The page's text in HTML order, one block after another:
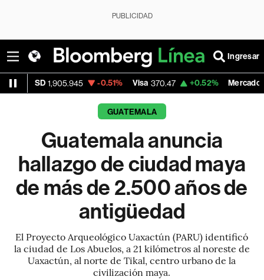
PUBLICIDAD
Ingresar
-0.51% Visa 370.47 +0.52% MercadoLibre 1,824.26
GUATEMALA
Guatemala anuncia
hallazgo de ciudad maya
de más de 2.500 años de
antigüedad
El Proyecto Arqueológico Uaxactún (PARU) identificó
la ciudad de Los Abuelos, a 21 kilómetros al noreste de
Uaxactún, al norte de Tikal, centro urbano de la
civilización maya.